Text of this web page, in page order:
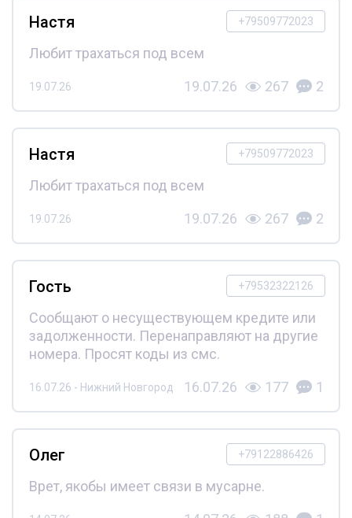
+79509772023
Настя
Любит трахаться под всем
19.07.26 19.07.26 267 2
+79509772023
Настя
Любит трахаться под всем
19.07.26 19.07.26 267 2
+79532322126
Гость
Сообщают о несуществующем кредите или
задолженности. Перенаправляют на другие
номера. Просят коды из смс.
16.07.26 - Нижний Новгород 16.07.26 177 1
+79122886426
Олег
Врет, якобы имеет связи в мусарне.